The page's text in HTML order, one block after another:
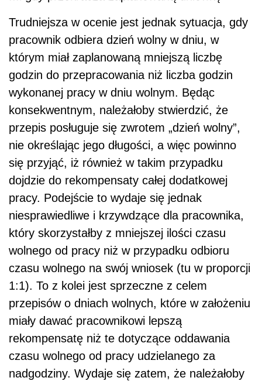
Trudniejsza w ocenie jest jednak sytuacja, gdy
pracownik odbiera dzień wolny w dniu, w
którym miał zaplanowaną mniejszą liczbę
godzin do przepracowania niż liczba godzin
wykonanej pracy w dniu wolnym. Będąc
konsekwentnym, należałoby stwierdzić, że
przepis posługuje się zwrotem „dzień wolny”,
nie określając jego długości, a więc powinno
się przyjąć, iż również w takim przypadku
dojdzie do rekompensaty całej dodatkowej
pracy. Podejście to wydaje się jednak
niesprawiedliwe i krzywdzące dla pracownika,
który skorzystałby z mniejszej ilości czasu
wolnego od pracy niż w przypadku odbioru
czasu wolnego na swój wniosek (tu w proporcji
1:1). To z kolei jest sprzeczne z celem
przepisów o dniach wolnych, które w założeniu
miały dawać pracownikowi lepszą
rekompensatę niż te dotyczące oddawania
czasu wolnego od pracy udzielanego za
nadgodziny. Wydaje się zatem, że należałoby